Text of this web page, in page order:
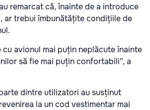
remarcat că, înainte de a introduce
ar trebui îmbunătățite condițiile de
avionul mai puțin neplăcute înainte
să fie mai puțin confortabili”, a
dintre utilizatori au susținut
la un cod vestimentar mai